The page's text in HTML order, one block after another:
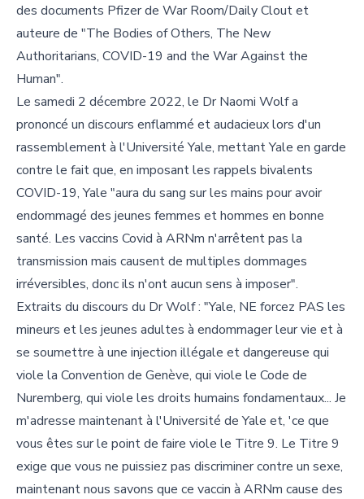
des documents Pfizer de War Room/Daily Clout et
auteure de "The Bodies of Others, The New
Authoritarians, COVID-19 and the War Against the
Human".
Le samedi 2 décembre 2022, le Dr Naomi Wolf a
prononcé un discours enflammé et audacieux lors d'un
rassemblement à l'Université Yale, mettant Yale en garde
contre le fait que, en imposant les rappels bivalents
COVID-19, Yale "aura du sang sur les mains pour avoir
endommagé des jeunes femmes et hommes en bonne
santé. Les vaccins Covid à ARNm n'arrêtent pas la
transmission mais causent de multiples dommages
irréversibles, donc ils n'ont aucun sens à imposer".
Extraits du discours du Dr Wolf : "Yale, NE forcez PAS les
mineurs et les jeunes adultes à endommager leur vie et à
se soumettre à une injection illégale et dangereuse qui
viole la Convention de Genève, qui viole le Code de
Nuremberg, qui viole les droits humains fondamentaux... Je
m'adresse maintenant à l'Université de Yale et, 'ce que
vous êtes sur le point de faire viole le Titre 9. Le Titre 9
exige que vous ne puissiez pas discriminer contre un sexe,
maintenant nous savons que ce vaccin à ARNm cause des